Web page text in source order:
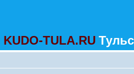
KUDO-TULA.RU